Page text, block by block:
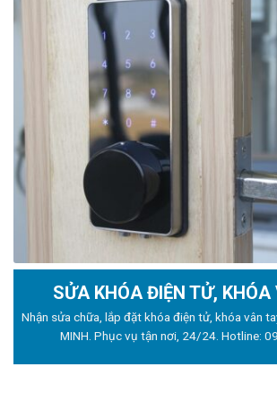
SỬA KHÓA ĐIỆN TỬ, KHÓA
Nhận sửa chữa, lắp đặt khóa điện tử, khóa vân
MINH. Phục vụ tận nơi, 24/24. Hotline: